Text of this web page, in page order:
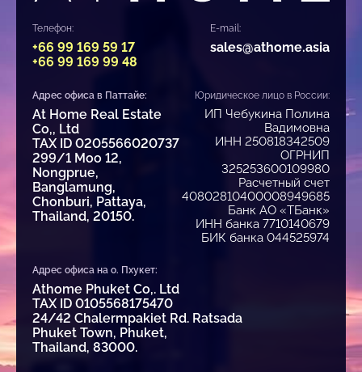
Телефон:
+66 99 169 59 17
+66 99 169 99 48
E-mail:
sales@athome.asia
Адрес офиса в Паттайе:
At Home Real Estate
Co,, Ltd
TAX ID 0205566020737
299/1 Moo 12,
Nongprue,
Banglamung,
Chonburi, Pattaya,
Thailand, 20150.
Юридическое лицо в России:
ИП Чебукина Полина
Вадимовна
ИНН 250818342509
ОГРНИП
325253600109980
Расчетный счет
40802810400008949685
Банк АО «ТБанк»
ИНН банка 7710140679
БИК банка 044525974
Адрес офиса на о. Пхукет:
Athome Phuket Co,. Ltd
TAX ID 0105568175470
24/42 Chalermpakiet Rd. Ratsada
Phuket Town, Phuket,
Thailand, 83000.